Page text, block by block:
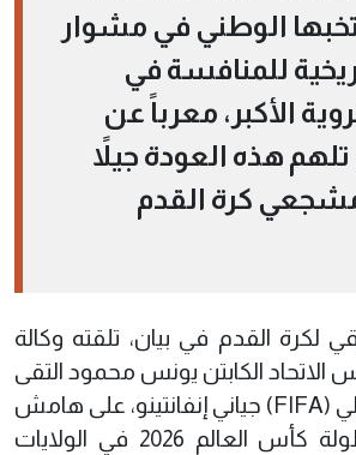
الوطني في مشوار
للمنافسة في
الأكبر، معرباً عن
هذه العودة جيلاً
كرة القدم
لكرة القدم في بيان، تلقته وكالة
الاتحاد الكابتن يونس محمود التقى
برئيس الاتحاد الدولي (FIFA) جياني إنفانتينو، على هامش
إقامة نهائيات بطولة كأس العالم 2026 في الولايات